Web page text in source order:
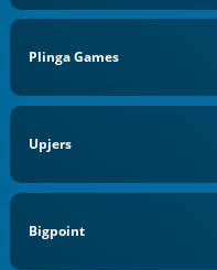
Plinga Games
Upjers
Bigpoint